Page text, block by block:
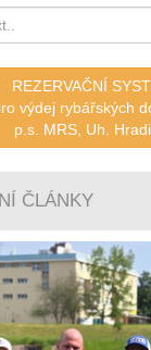
REZERVAČNÍ
výdej rybářských
p.s. MRS, Uh.
ČLÁNKY